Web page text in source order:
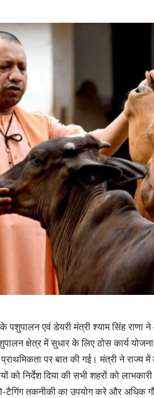
के पशुपालन एवं डेयरी मंत्री श्याम सिंह राणा
क्षेत्र में सुधार के लिए ठोस कार्य
पर बात की गई। मंत्री ने
को निर्देश दिया की सभी शहरों को
टैगिंग तकनीकी का उपयोग करे और अधिक